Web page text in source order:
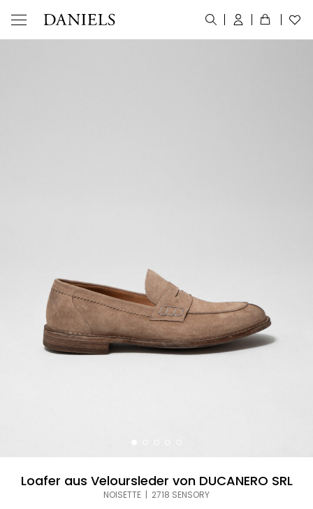
Loafer aus Veloursleder von DUCANERO SRL
NOISETTE | 2718 SENSORY